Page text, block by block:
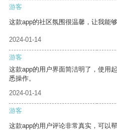
游客
这款app的社区氛围很温馨，让我能
2024-01-14
游客
这款app的用户界面简洁明了，使用
悉操作。
2024-01-14
游客
这款app的用户评论非常真实，可以